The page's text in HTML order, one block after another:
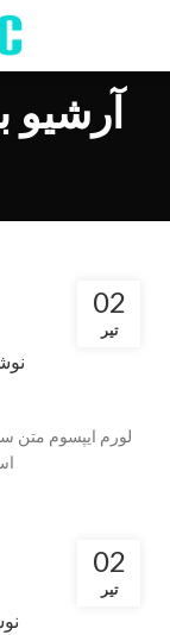
02
تیر
لورم ایپسوم متن
02
تیر